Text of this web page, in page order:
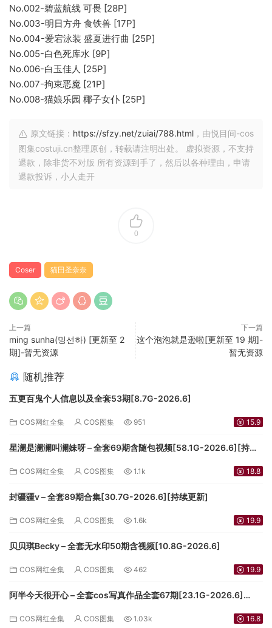
No.002-碧蓝航线 可畏 [28P]
No.003-明日方舟 食铁兽 [17P]
No.004-爱宕泳装 盛夏进行曲 [25P]
No.005-白色死库水 [9P]
No.006-白玉佳人 [25P]
No.007-拘束恶魔 [21P]
No.008-猫娘乐园 椰子女仆 [25P]
原文链接： https://sfzy.net/zuiai/788.html ，由悦目间-cos
图集costuji.cn整理原创，转载请注明出处。 虚拟资源，不支持
退款，除非货不对版 所有资源到手了，然后以各种理由，申请
退款投诉，小人走开
0
Coser 猫田圣奈奈
上一篇
ming sunha(밍선하) [更新至 2
期]-暂无资源
下一篇
这个泡泡就是逊啦[更新至 19 期]-
暂无资源
随机推荐
五更百鬼个人信息以及全套53期[8.7G-2026.6]
COS网红全集 COS图集 951 15.9
星澜是澜澜叫澜妹呀 – 全套69期含随包视频[58.1G-2026.6][持续
COS网红全集 COS图集 1.1k 18.8
封疆疆v – 全套89期合集[30.7G-2026.6][持续更新]
COS网红全集 COS图集 1.6k 19.9
贝贝琪Becky – 全套无水印50期含视频[10.8G-2026.6]
COS网红全集 COS图集 462 19.9
阿半今天很开心 – 全套cos写真作品全套67期[23.1G-2026.6]
COS网红全集 COS图集 1.03k 16.8